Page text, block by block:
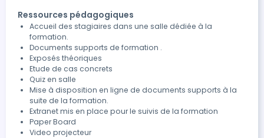
Ressources pédagogiques
Accueil des stagiaires dans une salle dédiée à la
formation.
Documents supports de formation .
Exposés théoriques
Etude de cas concrets
Quiz en salle
Mise à disposition en ligne de documents supports à la
suite de la formation.
Extranet mis en place pour le suivis de la formation
Paper Board
Video projecteur